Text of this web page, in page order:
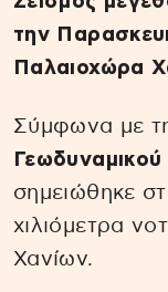
την
Παλαιοχώρα
Σύμφωνα με
Γεωδυναμικού
σημειώθηκε
χιλιόμετρα
Χανίων.